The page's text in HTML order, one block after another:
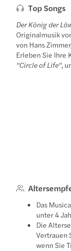
Top Songs
Der König der
Originalmusik
von Hans
Erleben Sie Ihre
"Circle of Life",
Das
unter 4
Die
Vertrauen
wenn Sie